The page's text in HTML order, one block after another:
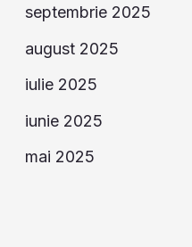
septembrie 2025
august 2025
iulie 2025
iunie 2025
mai 2025